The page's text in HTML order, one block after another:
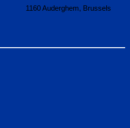
1160 Auderghem, Brussels